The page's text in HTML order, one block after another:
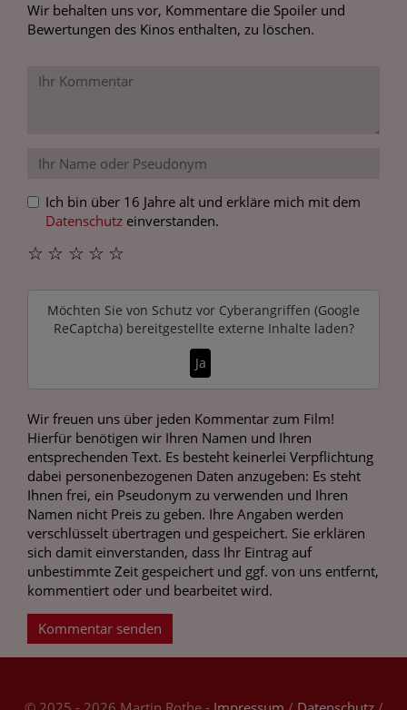
Wir behalten uns vor, Kommentare die Spoiler und
Bewertungen des Kinos enthalten, zu löschen.
Ich bin über 16 Jahre alt und erkläre mich mit dem
Datenschutz einverstanden.
☆
☆
☆
☆
☆
Möchten Sie von Schutz vor Cyberangriffen (Google
ReCaptcha)bereitgestellte externe Inhalte laden?
Ja
Wir freuen uns über jeden Kommentar zum Film!
Hierfür benötigen wir Ihren Namen und Ihren
entsprechenden Text. Es besteht keinerlei Verpflichtung
dabei personenbezogenen Daten anzugeben: Es steht
Ihnen frei, ein Pseudonym zu verwenden und Ihren
Namen nicht Preis zu geben. Ihre Angaben werden
verschlüsselt übertragen und gespeichert. Sie erklären
sich damit einverstanden, dass Ihr Eintrag auf
unbestimmte Zeit gespeichert und ggf. von uns entfernt,
kommentiert oder und bearbeitet wird.
Kommentar senden